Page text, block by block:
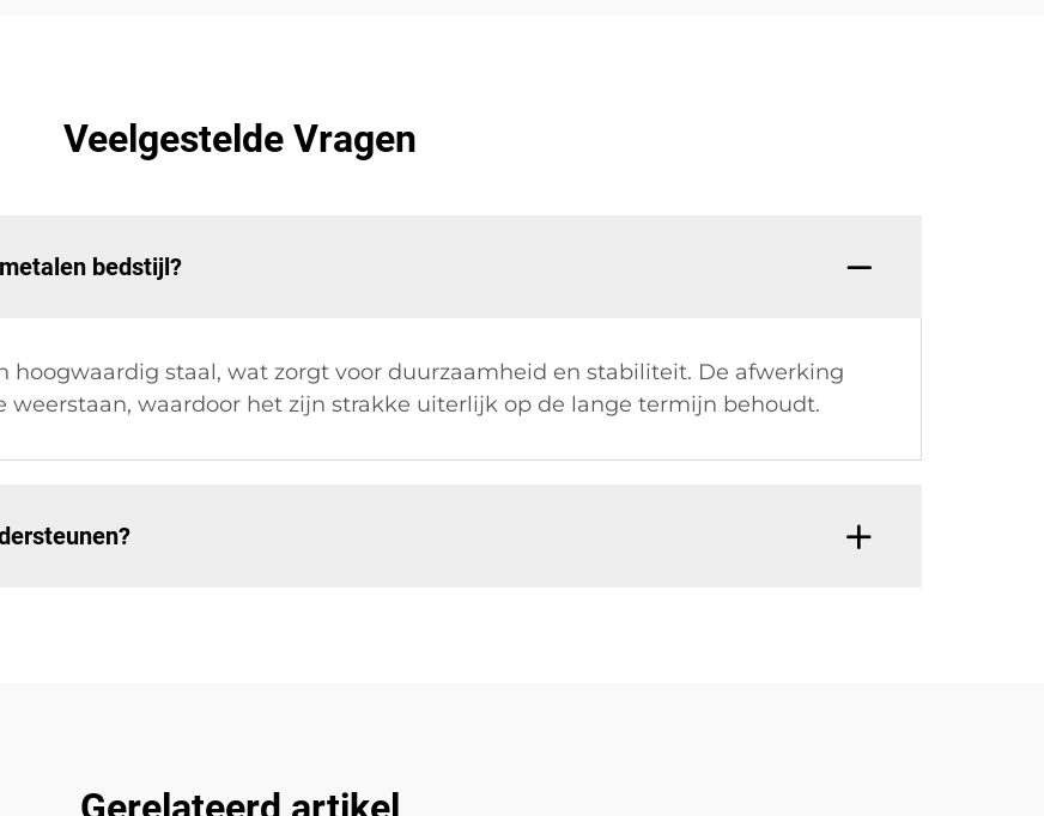
Veelgestelde Vragen
bedstijl?
hoogwaardig staal, wat zorgt voor duurzaamheid en stabiliteit. De afwerking
weerstaan, waardoor het zijn strakke uiterlijk op de lange termijn behoudt.